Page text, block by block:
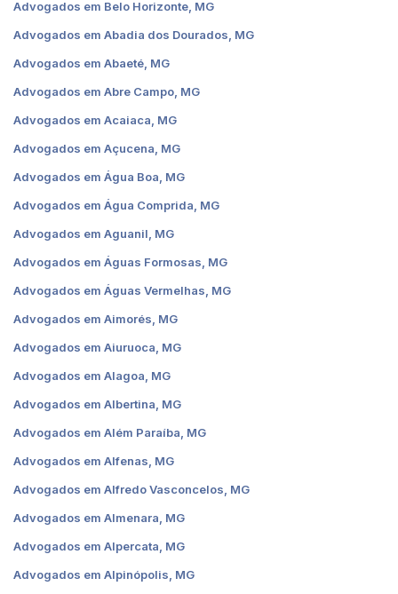
Advogados em Belo Horizonte, MG
Advogados em Abadia dos Dourados, MG
Advogados em Abaeté, MG
Advogados em Abre Campo, MG
Advogados em Acaiaca, MG
Advogados em Açucena, MG
Advogados em Água Boa, MG
Advogados em Água Comprida, MG
Advogados em Aguanil, MG
Advogados em Águas Formosas, MG
Advogados em Águas Vermelhas, MG
Advogados em Aimorés, MG
Advogados em Aiuruoca, MG
Advogados em Alagoa, MG
Advogados em Albertina, MG
Advogados em Além Paraíba, MG
Advogados em Alfenas, MG
Advogados em Alfredo Vasconcelos, MG
Advogados em Almenara, MG
Advogados em Alpercata, MG
Advogados em Alpinópolis, MG